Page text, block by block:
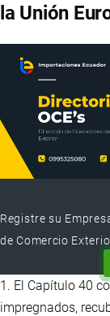
la Unión
Registre su
de Comercio
1. El Capítulo 40
impregnados,